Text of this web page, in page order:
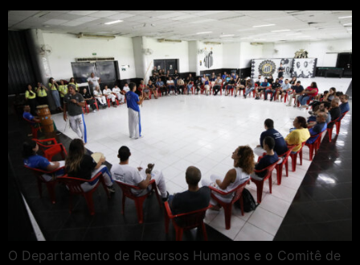
O Departamento de Recursos Humanos e o Comitê de